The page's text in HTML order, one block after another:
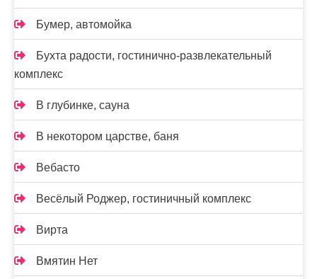
Бумер, автомойка
Бухта радости, гостинично-развлекательный
комплекс
В глубинке, сауна
В некотором царстве, баня
Вебасто
Весёлый Роджер, гостиничный комплекс
Вирта
Вмятин Нет